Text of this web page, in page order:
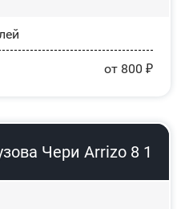
от 800 ₽
Чери Arrizo 8 1